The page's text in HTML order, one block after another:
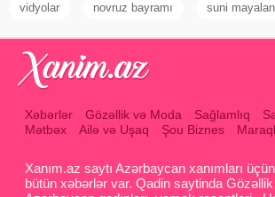
vidyolar novruz bayramı suni
Xəbərlər Gözəllik və Moda Sağlamlıq
Mətbəx
Ailə və Uşaq Şou Biznes
Xanım.az saytı Azərbaycan xanımları
bütün xəbərlər var. Qadin saytinda